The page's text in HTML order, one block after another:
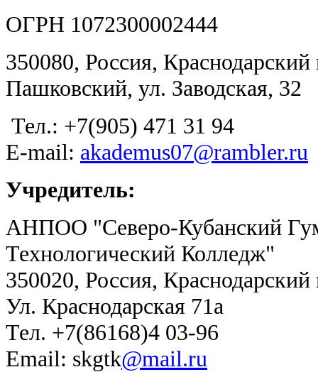
ОГРН 1072300002444
350080, Россия,
Пашковский, ул. Заводская, 32
Тел.: +7(905) 471 31 94
E-mail: akademus07@rambler.ru
Учредитель:
АНПОО "Северо-Кубанский
Технологический Колледж"
350020, Россия,
Ул. Краснодарская 71а
Тел. +7(86168)4 03-96
Email: skgtk@mail.ru